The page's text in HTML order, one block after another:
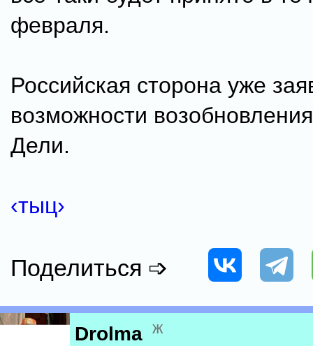
февраля.
Российская сторона уже
возможности
Дели.
‹тыц›
Поделиться ➩
Drolma ж